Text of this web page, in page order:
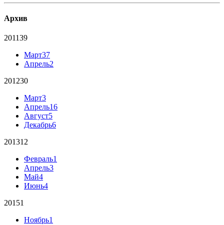
Архив
201139
Март37
Апрель2
201230
Март3
Апрель16
Август5
Декабрь6
201312
Февраль1
Апрель3
Май4
Июнь4
20151
Ноябрь1